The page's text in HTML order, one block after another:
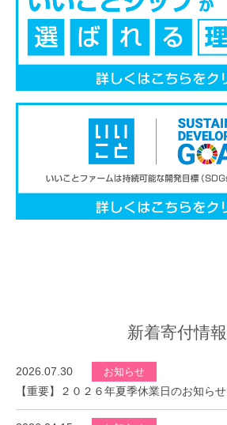
新着寄付情報
2026.07.30 お知らせ
【重要】２０２６年夏季休業日のお知らせ